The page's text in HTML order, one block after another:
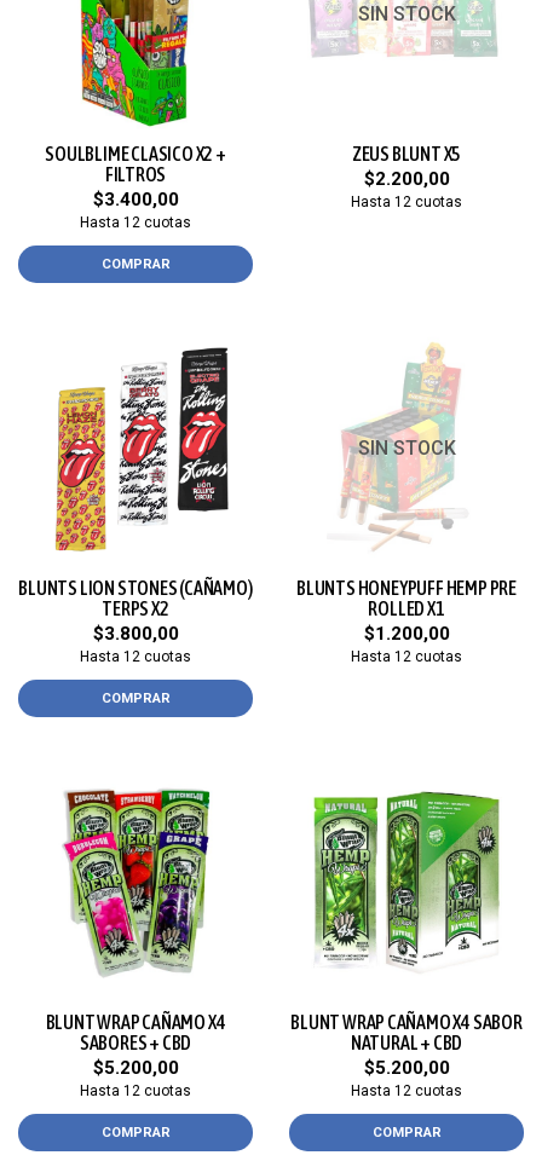
SOULBLIME CLASICO X2 +
FILTROS
$3.400,00
Hasta 12 cuotas
COMPRAR
SIN STOCK
ZEUS BLUNT X5
$2.200,00
Hasta 12 cuotas
BLUNTS LION STONES (CAÑAMO)
TERPS X2
$3.800,00
Hasta 12 cuotas
COMPRAR
SIN STOCK
BLUNTS HONEYPUFF HEMP PRE
ROLLED X1
$1.200,00
Hasta 12 cuotas
BLUNT WRAP CAÑAMO X4
SABORES + CBD
$5.200,00
Hasta 12 cuotas
COMPRAR
BLUNT WRAP CAÑAMO X4 SABOR
NATURAL + CBD
$5.200,00
Hasta 12 cuotas
COMPRAR